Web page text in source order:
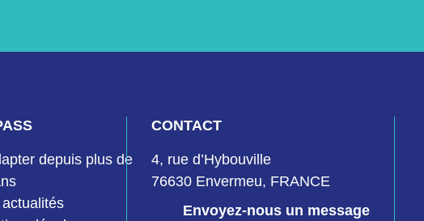
depuis plus de
CONTACT
4, rue d’Hybouville
76630 Envermeu, FRANCE
Envoyez-nous un message